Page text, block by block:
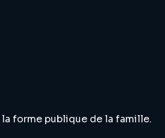
forme publique de la famille.